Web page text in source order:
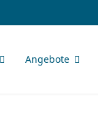
Angebote